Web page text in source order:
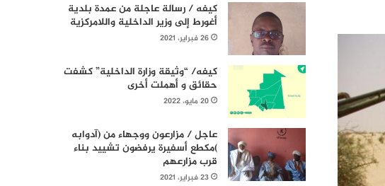
كيفه / رسالة عاجلة من عمدة بلدية
أغورط إلى وزير الداخلية واللامركزية
26 فبراير، 2021
كيفه/ “وثيقة وزارة الداخلية” كشفت
حقائق و أهملت أخرى
20 مايو، 2022
عاجل / مزارعون ووجهاء من (آدوابه
)مكطع أسفيرة يرفضون تشييد بناء
قرب مزارعهم
23 فبراير، 2021